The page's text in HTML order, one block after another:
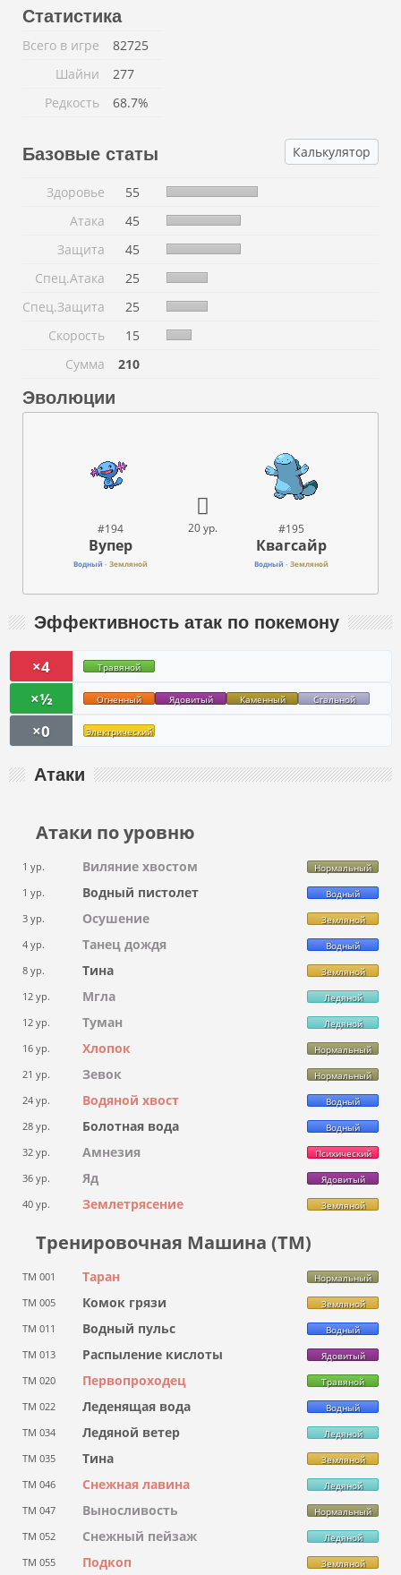
Статистика
Всего в игре
82725
Шайни
277
Редкость
68.7%
Базовые статы Калькулятор
Здоровье
55
Атака
45
Защита
45
Спец.Атака
25
Спец.Защита
25
Скорость
15
Сумма
210
Эволюции
#194
Вупер
Водный - Земляной
20 ур. #195
Квагсайр
Водный - Земляной
Эффективность атак по покемону
×4 Травяной
×½ Огненный Ядовитый Каменный Стальной
×0 Электрический
Атаки
Атаки по уровню
1 ур. Виляние хвостом Нормальный
1 ур. Водный пистолет Водный
3 ур. Осушение Земляной
4 ур. Танец дождя Водный
8 ур. Тина Земляной
12 ур. Мгла Ледяной
12 ур. Туман Ледяной
16 ур. Хлопок Нормальный
21 ур. Зевок Нормальный
24 ур. Водяной хвост Водный
28 ур. Болотная вода Водный
32 ур. Амнезия Психический
36 ур. Яд Ядовитый
40 ур. Землетрясение Земляной
Тренировочная Машина (ТМ)
ТМ 001 Таран Нормальный
ТМ 005 Комок грязи Земляной
ТМ 011 Водный пульс Водный
ТМ 013 Распыление кислоты Ядовитый
ТМ 020 Первопроходец Травяной
ТМ 022 Леденящая вода Водный
ТМ 034 Ледяной ветер Ледяной
ТМ 035 Тина Земляной
ТМ 046 Снежная лавина Ледяной
ТМ 047 Выносливость Нормальный
ТМ 052 Снежный пейзаж Ледяной
ТМ 055 Подкоп Земляной